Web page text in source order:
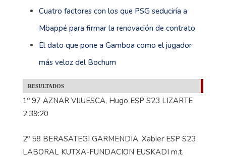
Cuatro factores con los que PSG seduciría a
Mbappé para firmar la renovación de contrato
El dato que pone a Gamboa como el jugador
más veloz del Bochum
RESULTADOS
1º 97 AZNAR VIJUESCA, Hugo ESP S23 LIZARTE
2:39:20
2º 58 BERASATEGI GARMENDIA, Xabier ESP S23
LABORAL KUTXA-FUNDACION EUSKADI m.t.